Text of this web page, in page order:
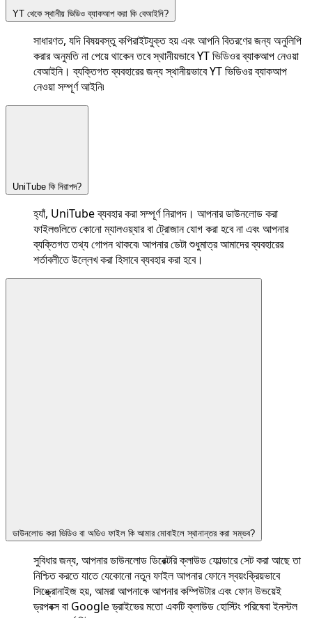
YT থেকে স্থানীয় ভিডিও ব্যাকআপ করা কি বেআইনি?
সাধারণত, যদি বিষয়বস্তু কপিরাইটযুক্ত হয় এবং আপনি বিতরণের জন্য অনুলিপি
করার অনুমতি না পেয়ে থাকেন তবে স্থানীয়ভাবে YT ভিডিওর ব্যাকআপ নেওয়া
বেআইনি। ব্যক্তিগত ব্যবহারের জন্য স্থানীয়ভাবে YT ভিডিওর ব্যাকআপ
নেওয়া সম্পূর্ণ আইনি৷
UniTube কি নিরাপদ?
হ্যাঁ, UniTube ব্যবহার করা সম্পূর্ণ নিরাপদ। আপনার ডাউনলোড করা
ফাইলগুলিতে কোনো ম্যালওয়্যার বা ট্রোজান যোগ করা হবে না এবং আপনার
ব্যক্তিগত তথ্য গোপন থাকবে৷ আপনার ডেটা শুধুমাত্র আমাদের ব্যবহারের
শর্তাবলীতে উল্লেখ করা হিসাবে ব্যবহার করা হবে।
ডাউনলোড করা ভিডিও বা অডিও ফাইল কি আমার মোবাইলে স্থানান্তর করা সম্ভব?
সুবিধার জন্য, আপনার ডাউনলোড ডিরেক্টরি ক্লাউড ফোল্ডারে সেট করা আছে তা
নিশ্চিত করতে যাতে যেকোনো নতুন ফাইল আপনার ফোনে স্বয়ংক্রিয়ভাবে
সিঙ্ক্রোনাইজ হয়, আমরা আপনাকে আপনার কম্পিউটার এবং ফোন উভয়েই
ড্রপবক্স বা Google ড্রাইভের মতো একটি ক্লাউড হোস্টিং পরিষেবা ইনস্টল